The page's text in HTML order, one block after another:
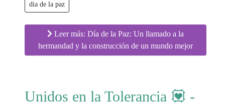
dia de la paz
Leer más: Día de la Paz: Un llamado a la
hermandad y la construcción de un mundo mejor
Unidos en la Tolerancia 💟 -